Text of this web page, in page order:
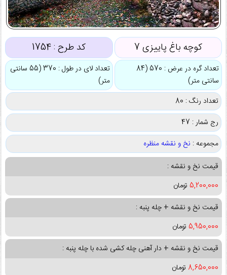
کوچه باغ پاییزی 7 کد طرح :1754
تعداد گره در عرض : 570 (84
سانتی متر)
تعداد لای در طول : 370 (55 سانتی
متر)
تعداد رنگ : 80
رج شمار : 47
مجموعه : نخ و نقشه منظره
قیمت نخ و نقشه :
5,200,000 تومان
قیمت نخ و نقشه + چله پنبه :
5,950,000 تومان
قیمت نخ و نقشه + دار آهنی چله کشی شده با چله پنبه :
8,650,000 تومان